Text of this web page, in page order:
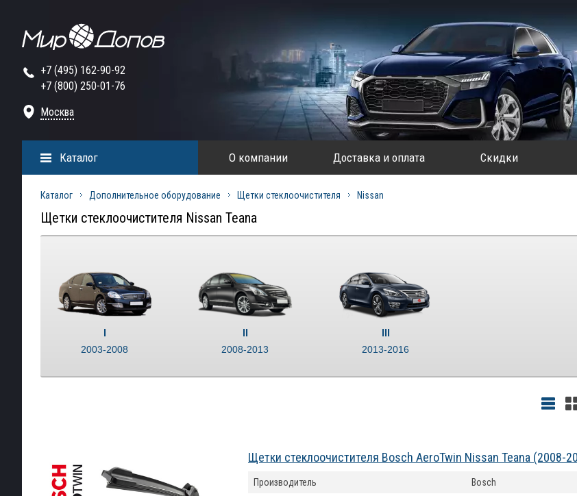
+7 (495) 162-90-92
+7 (800) 250-01-76
Москва
О компании Доставка и оплата Скидки
Каталог
Каталог Дополнительное оборудование Щетки стеклоочистителя Nissan
Щетки стеклоочистителя Nissan Teana
I
2003-2008
II
2008-2013
III
2013-2016
Щетки стеклоочистителя Bosch AeroTwin Nissan Teana (2008-
Производитель
Bosch